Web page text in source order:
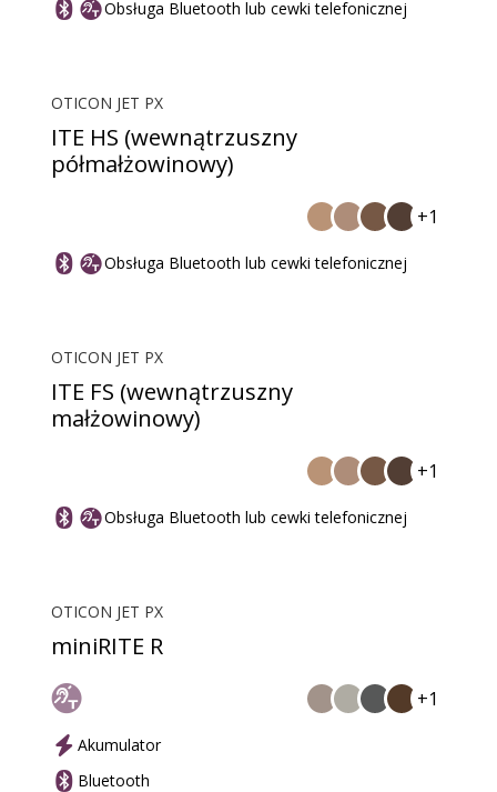
Obsługa Bluetooth lub cewki telefonicznej
OTICON JET PX
ITE HS (wewnątrzuszny
półmałżowinowy)
+1
Obsługa Bluetooth lub cewki telefonicznej
OTICON JET PX
ITE FS (wewnątrzuszny
małżowinowy)
+1
Obsługa Bluetooth lub cewki telefonicznej
OTICON JET PX
miniRITE R
+1
Akumulator
Bluetooth